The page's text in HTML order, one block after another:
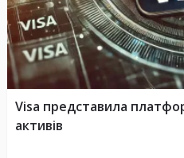
Visa представила
активів